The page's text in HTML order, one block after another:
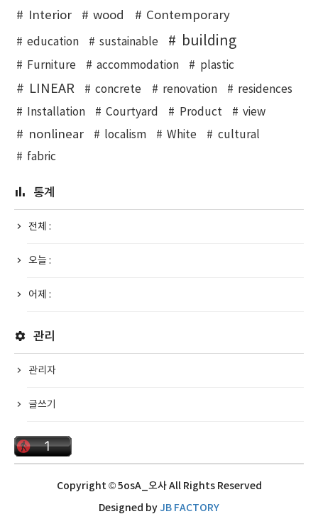
Interior wood Contemporary
education sustainable building
Furniture accommodation plastic
LINEAR concrete renovation
residences
Installation
Courtyard Product view
nonlinear localism White
cultural
fabric
통계
전체 :
오늘 :
어제 :
관리
관리자
글쓰기
Copyright © 5osA_오사 All Rights Reserved
Designed byJB FACTORY